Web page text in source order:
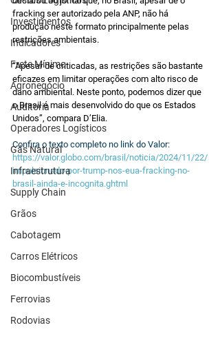
Investimentos
Indicadores
Frete Mínimo
Agronegócio
Auditoria
Operadores Logísticos
Gás Natural
Infraestrutura
Supply Chain
Grãos
Cabotagem
Carros Elétricos
Biocombustíveis
Ferrovias
Rodovias
fracking ser autorizado pela ANP, não há
produção neste formato principalmente pelas
restrições ambientais.
“Apesar de criticadas, as restrições são bastante
eficazes em limitar operações com alto risco de
dano ambiental. Neste ponto, podemos dizer que
o Brasil é mais desenvolvido do que os Estados
Unidos”, compara D’Elia.
Confira o texto completo no link do Valor:
https://valor.globo.com/brasil/noticia/2024/11/22/
impulsionado-por-trump-nos-eua-fracking-no-
brasil-ainda-e-incognita.ghtml